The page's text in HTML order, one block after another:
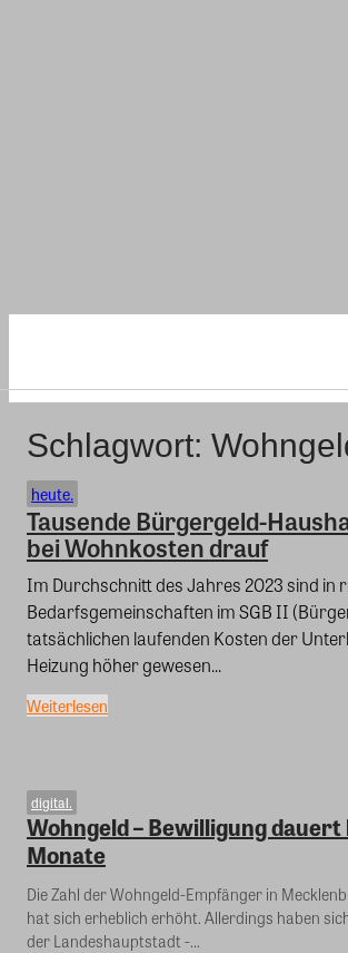
Schlagwort:
heute.
Tausende Bürgergeld-
bei Wohnkosten drauf
Im Durchschnitt des Jahres 2023 sind in
Bedarfsgemeinschaften im SGB II
tatsächlichen laufenden Kosten der
Heizung höher gewesen...
Weiterlesen
digital.
Wohngeld – Bewilligung
Monate
Die Zahl der Wohngeld-Empfänger in
hat sich erheblich erhöht. Allerdings haben
der Landeshauptstadt -...